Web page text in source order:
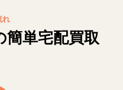
れ
簡単宅配買取